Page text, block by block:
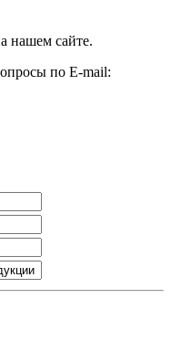
нашем сайте.
по E-mail: